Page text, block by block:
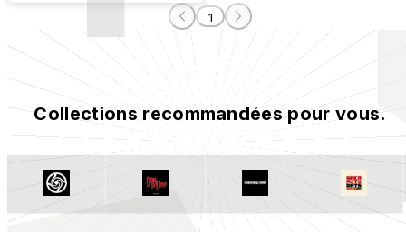
1
Collections recommandées pour vous.